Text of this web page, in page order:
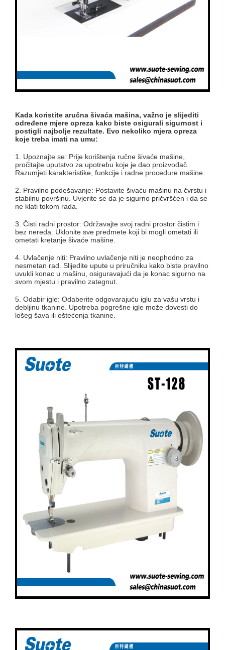
Kada koristite aručna šivaća mašina, važno je slijediti
određene mjere opreza kako biste osigurali sigurnost i
postigli najbolje rezultate. Evo nekoliko mjera opreza
koje treba imati na umu:
1. Upoznajte se: Prije korištenja ručne šivaće mašine,
pročitajte uputstvo za upotrebu koje je dao proizvođač.
Razumjeti karakteristike, funkcije i radne procedure mašine.
2. Pravilno podešavanje: Postavite šivaću mašinu na čvrstu i
stabilnu površinu. Uvjerite se da je sigurno pričvršćen i da se
ne klati tokom rada.
3. Čisti radni prostor: Održavajte svoj radni prostor čistim i
bez nereda. Uklonite sve predmete koji bi mogli ometati ili
ometati kretanje šivaće mašine.
4. Uvlačenje niti: Pravilno uvlačenje niti je neophodno za
nesmetan rad. Slijedite upute u priručniku kako biste pravilno
uvukli konac u mašinu, osiguravajući da je konac sigurno na
svom mjestu i pravilno zategnut.
5. Odabir igle: Odaberite odgovarajuću iglu za vašu vrstu i
debljinu tkanine. Upotreba pogrešne igle može dovesti do
lošeg šava ili oštećenja tkanine.